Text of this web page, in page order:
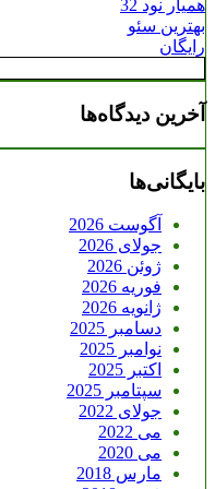
همیار نود 32
بهترین سئو
رایگان
آخرین دیدگاه‌ها
بایگانی‌ها
آگوست 2026
جولای 2026
ژوئن 2026
فوریه 2026
ژانویه 2026
دسامبر 2025
نوامبر 2025
اکتبر 2025
سپتامبر 2025
جولای 2022
می 2022
می 2020
مارس 2018